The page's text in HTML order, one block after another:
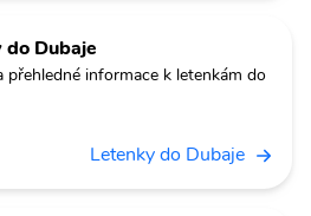
do Dubaje
přehledné informace k letenkám do
Letenky do Dubaje